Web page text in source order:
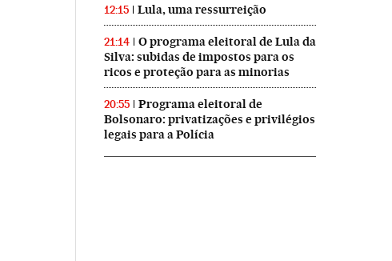
12:15 Lula, uma ressurreição
21:14
O programa eleitoral de Lula da
Silva: subidas de impostos para os
ricos e proteção para as minorias
20:55
Programa eleitoral de
Bolsonaro: privatizações e privilégios
legais para a Polícia